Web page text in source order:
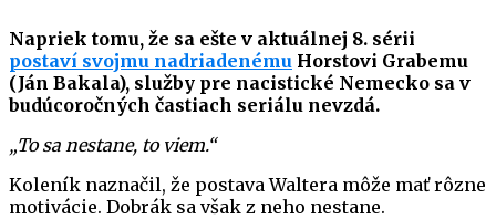
Napriek tomu, že sa ešte v aktuálnej 8. sérii
postaví svojmu nadriadenému Horstovi Grabemu
(Ján Bakala), služby pre nacistické Nemecko sa v
budúcoročných častiach seriálu nevzdá.
„To sa nestane, to viem.“
Koleník naznačil, že postava Waltera môže mať rôzne
motivácie. Dobrák sa však z neho nestane.